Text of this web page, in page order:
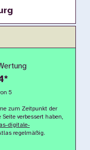
*
5
zum Zeitpunkt der
verbessert haben,
digitale-
regelmäßig.